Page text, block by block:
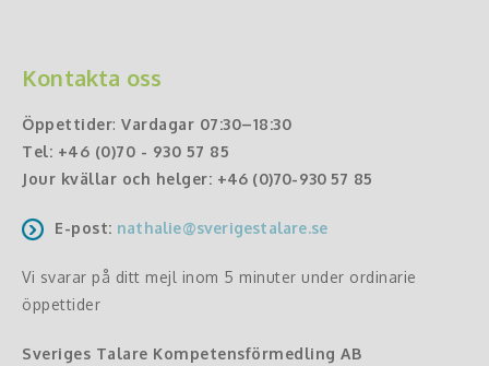
Kontakta oss
Öppettider: Vardagar 07:30–18:30
Tel: +46 (0)70 - 930 57 85
Jour kvällar och helger: +46 (0)70-930 57 85
E-post: nathalie@sverigestalare.se
Vi svarar på ditt mejl inom 5 minuter under ordinarie
öppettider
Sveriges Talare Kompetensförmedling AB